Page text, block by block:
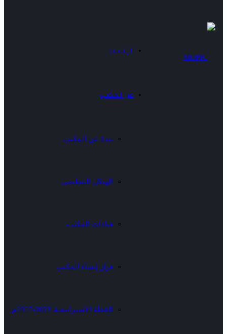
الرئيسية
عن المكتب
نبذة عن المكتب
الهيكل التنظيمى
قيادات المكتب
قرار إنشاء المكتب
الخطة الاستراتيجية 2023-2027م